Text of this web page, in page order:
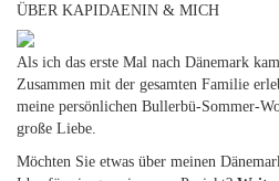
ÜBER KAPIDAENIN & MICH
Als ich das erste Mal nach Dänemark
Zusammen mit der gesamten Familie
meine persönlichen Bullerbü-Sommer-
große Liebe.
Möchten Sie etwas über meinen